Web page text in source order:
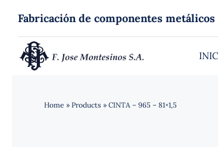
contenido
Fabricación de componentes
Home » Products » CINTA – 965 – 81×1,5